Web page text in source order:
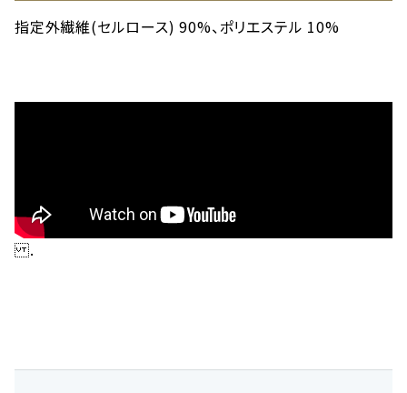
指定外繊維(セルロース) 90%、ポリエステル 10%
.